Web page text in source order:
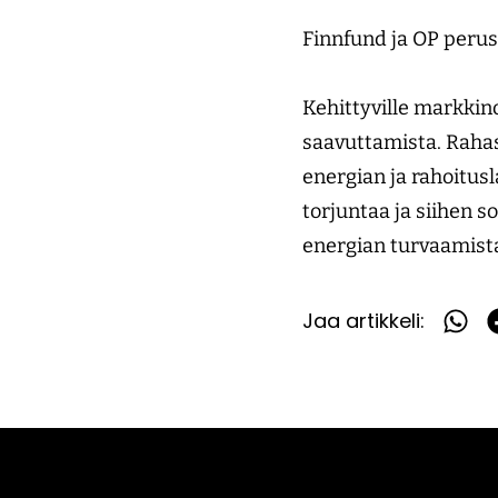
Finnfund ja OP
Kehittyville
saavuttamista.
energian ja
torjuntaa ja siihen
energian
Jaa artikkeli:
Jaa